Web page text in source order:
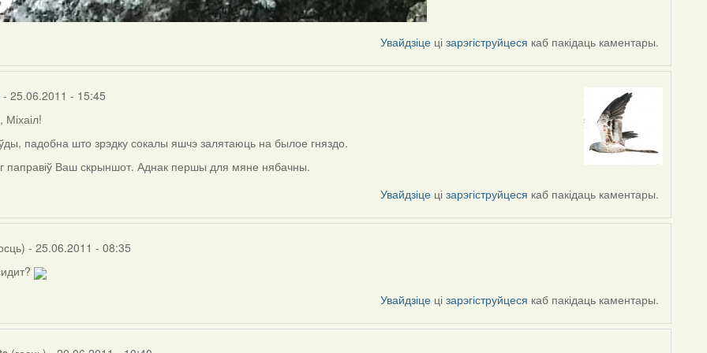
Увайдзіце цізарэгіструйцеся каб пакідаць каментары.
- 25.06.2011 - 15:45
Міхаіл!
падобна што зрэдку сокалы яшчэ залятаюць на былое гняздо.
паправіў Ваш скрыншот. Аднак першы для мяне нябачны.
Увайдзіце цізарэгіструйцеся каб пакідаць каментары.
- 25.06.2011 - 08:35
Увайдзіце цізарэгіструйцеся каб пакідаць каментары.